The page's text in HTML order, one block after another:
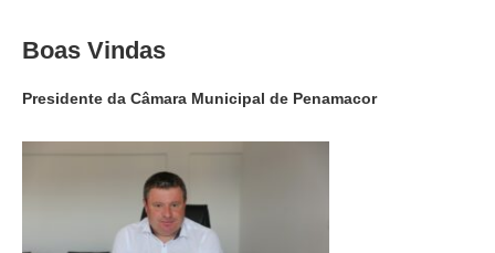
Boas Vindas
Presidente da Câmara Municipal de Penamacor